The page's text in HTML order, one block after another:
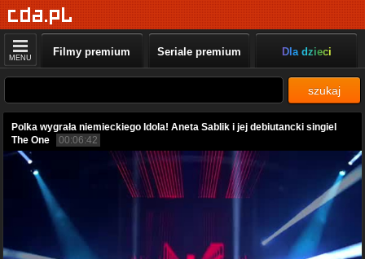
MENU Filmy premium Seriale premium Dla dzieci
szukaj
Polka wygrała niemieckiego Idola! Aneta Sablik i jej debiutancki singiel
The One
00:06:42